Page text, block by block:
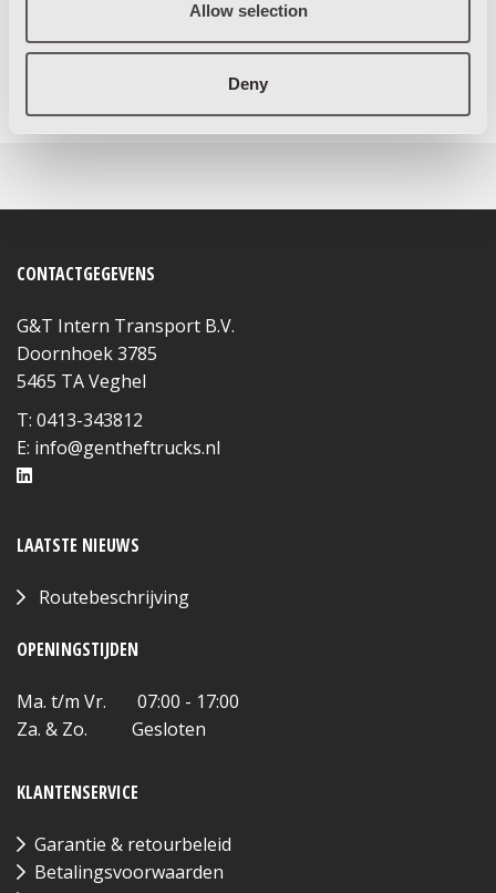
Allow selection
Deny
BETALINGSVOORWAARDEN
CONTACTGEGEVENS
G&T Intern Transport B.V.
Doornhoek 3785
5465 TA Veghel
T: 0413-343812
E: info@gentheftrucks.nl
LAATSTE NIEUWS
Routebeschrijving
OPENINGSTIJDEN
Ma. t/m Vr. 07:00 - 17:00
Za. & Zo. Gesloten
KLANTENSERVICE
Garantie & retourbeleid
Betalingsvoorwaarden